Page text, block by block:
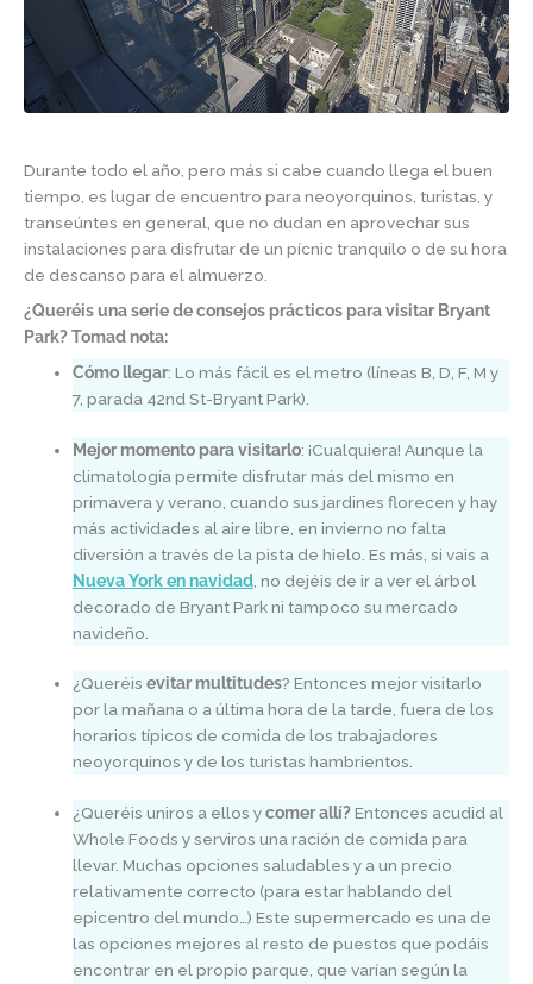
Durante todo el año, pero más si cabe cuando llega el buen
tiempo, es lugar de encuentro para neoyorquinos, turistas, y
transeúntes en general, que no dudan en aprovechar sus
instalaciones para disfrutar de un pícnic tranquilo o de su hora
de descanso para el almuerzo.
¿Queréis una serie de consejos prácticos para visitar Bryant
Park? Tomad nota:
Cómo llegar: Lo más fácil es el metro (líneas B, D, F, M y
7, parada 42nd St-Bryant Park).
Mejor momento para visitarlo: ¡Cualquiera! Aunque la
climatología permite disfrutar más del mismo en
primavera y verano, cuando sus jardines florecen y hay
más actividades al aire libre, en invierno no falta
diversión a través de la pista de hielo. Es más, si vais a
Nueva York en navidad , no dejéis de ir a ver el árbol
decorado de Bryant Park ni tampoco su mercado
navideño.
¿Queréisevitar multitudes? Entonces mejor visitarlo
por la mañana o a última hora de la tarde, fuera de los
horarios típicos de comida de los trabajadores
neoyorquinos y de los turistas hambrientos.
¿Queréis uniros a ellos ycomer allí?Entonces acudid al
Whole Foods y serviros una ración de comida para
llevar. Muchas opciones saludables y a un precio
relativamente correcto (para estar hablando del
epicentro del mundo…) Este supermercado es una de
las opciones mejores al resto de puestos que podáis
encontrar en el propio parque, que varían según la